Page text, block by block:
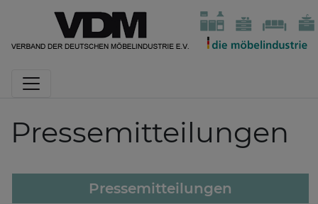
Pressemitteilungen
Pressemitteilungen